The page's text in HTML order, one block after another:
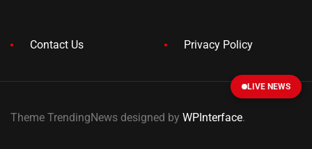
Contact Us Privacy Policy
Theme TrendingNews designed by WPInterface.
LIVE NEWS